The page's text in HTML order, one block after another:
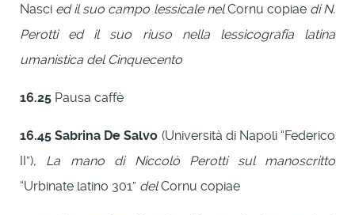
Nasci ed il suo campo lessicale nelCornu copiae di N.
Perotti ed il suo riuso nella lessicografia latina
umanistica del Cinquecento
16.25 Pausa caffè
16.45 Sabrina De Salvo (Università di Napoli “Federico
II”), La mano di Niccolò Perotti sul manoscritto
“Urbinate latino 301” delCornu copiae